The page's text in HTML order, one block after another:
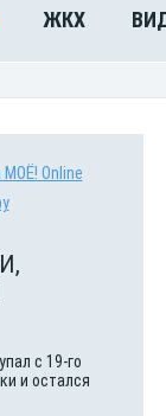
ЖКХ
Online
с 19-го
и остался